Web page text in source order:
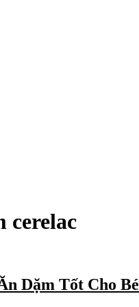
cerelac
Dặm Tốt Cho Bé